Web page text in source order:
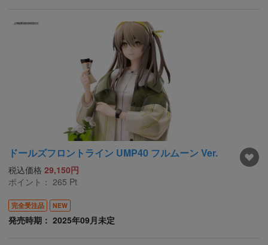
ドールズフロントライン UMP40 フルムーン Ver.
税込価格 29,150円
ポイント： 265 Pt
完全受注品 NEW
発売時期： 2025年09月未定